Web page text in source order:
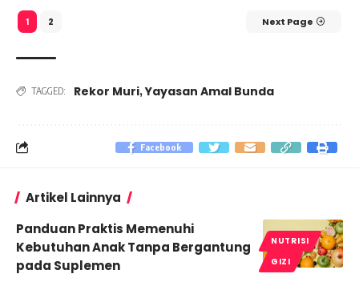
1 2 Next Page
TAGGED: Rekor Muri,Yayasan Amal Bunda
Facebook
Artikel Lainnya
NUTRISI
GIZI
Panduan Praktis Memenuhi
Kebutuhan Anak Tanpa Bergantung
pada Suplemen